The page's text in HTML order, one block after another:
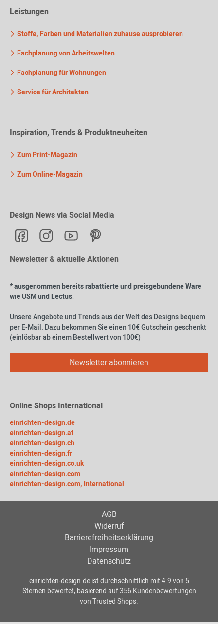
Leistungen
Stoffe, Farben und Materialien zuhause ausprobieren
Fachplanung von Arbeitswelten
Fachplanung für Wohnungen
Service für Architekten
Inspiration, Trends & Produktneuheiten
Zum Print-Magazin
Zum Online-Magazin
Design News via Social Media
Newsletter & aktuelle Aktionen
* ausgenommen bereits rabattierte und preisgebundene Ware
wie USM und Lectus.
Unsere Angebote und Trends aus der Welt des Designs bequem
per E-Mail. Dazu bekommen Sie einen 10€ Gutschein geschenkt
(einlösbar ab einem Bestellwert von 100€)
Newsletter abonnieren
Online Shops International
einrichten-design.de
einrichten-design.at
einrichten-design.ch
einrichten-design.fr
einrichten-design.co.uk
einrichten-design.com
einrichten-design.com, International
AGB
Widerruf
Barrierefreiheitserklärung
Impressum
Datenschutz
einrichten-design.deist durchschnittlich mit4.9von 5
Sternen bewertet, basierend auf356Kundenbewertungen
von Trusted Shops.